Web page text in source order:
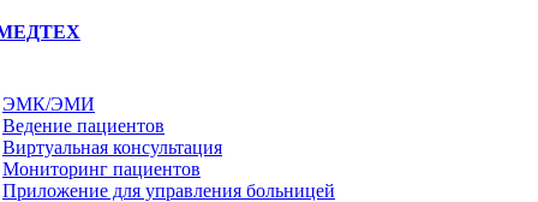
ЭМК/ЭМИ
Ведение пациентов
Виртуальная консультация
Мониторинг пациентов
Приложение для управления больницей